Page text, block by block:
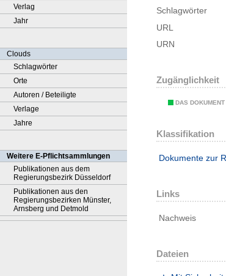
Verlag
Jahr
Clouds
Schlagwörter
Orte
Autoren / Beteiligte
Verlage
Jahre
Weitere E-Pflichtsammlungen
Publikationen aus dem
Regierungsbezirk Düsseldorf
Publikationen aus den
Regierungsbezirken Münster,
Arnsberg und Detmold
Schlagwörter
URL
URN
Zugänglichkeit
DAS
Klassifikation
Dokumente zur
Links
Nachweis
Dateien